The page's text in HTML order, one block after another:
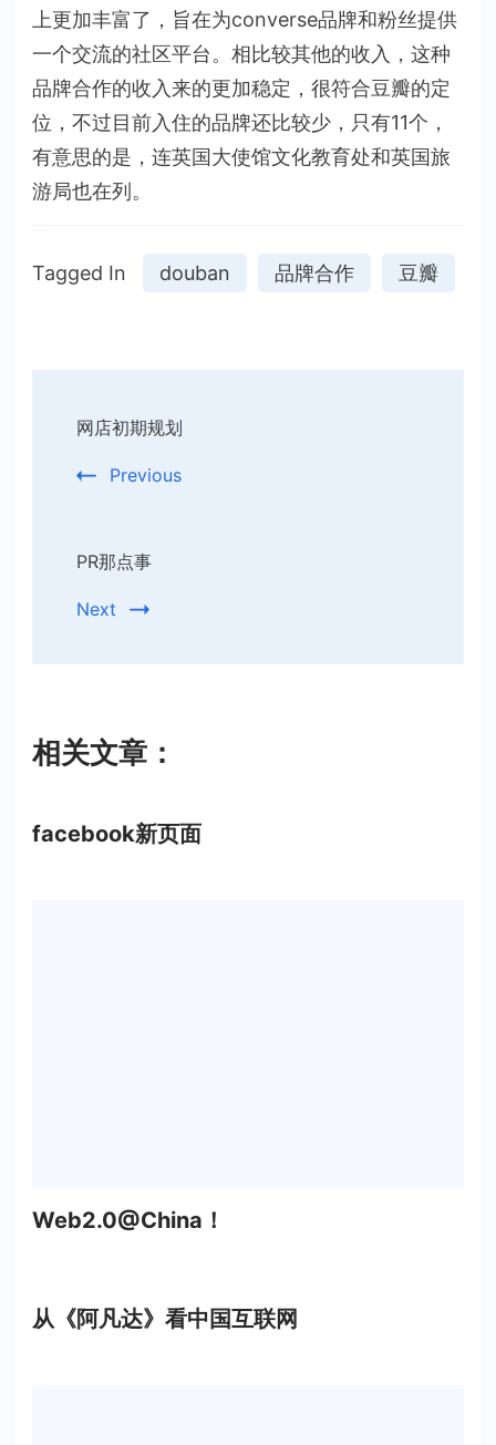
上更加丰富了，旨在为converse品牌和粉丝提供
一个交流的社区平台。相比较其他的收入，这种
品牌合作的收入来的更加稳定，很符合豆瓣的定
位，不过目前入住的品牌还比较少，只有11个，
有意思的是，连英国大使馆文化教育处和英国旅
游局也在列。
Tagged In douban 品牌合作 豆瓣
Navigation
网店初期规划
Previous
PR那点事
Next
相关文章：
facebook新页面
Web2.0@China！
从《阿凡达》看中国互联网